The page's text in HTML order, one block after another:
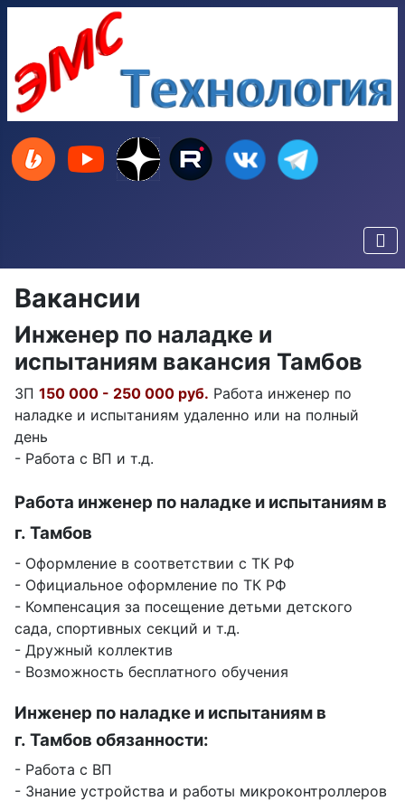
Вакансии
Инженер по наладке и
испытаниям вакансия Тамбов
ЗП 150 000 - 250 000 руб. Работа инженер по
наладке и испытаниям удаленно или на полный
день
- Работа с ВП и т.д.
Работа инженер по наладке и испытаниям в
г. Тамбов
- Оформление в соответствии с ТК РФ
- Официальное оформление по ТК РФ
- Компенсация за посещение детьми детского
сада, спортивных секций и т.д.
- Дружный коллектив
- Возможность бесплатного обучения
Инженер по наладке и испытаниям в
г. Тамбов обязанности:
- Работа с ВП
- Знание устройства и работы микроконтроллеров